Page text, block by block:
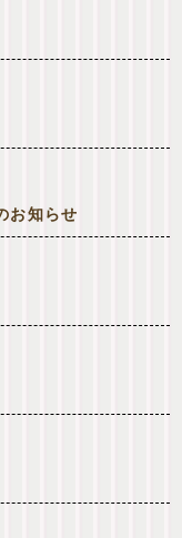
お知らせ